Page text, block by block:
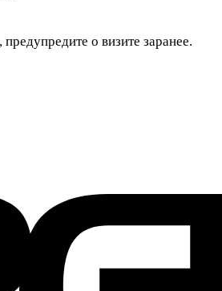
о визите заранее.